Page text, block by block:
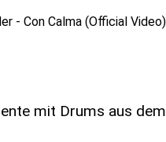
- Con Calma (Official Video)
mit Drums aus